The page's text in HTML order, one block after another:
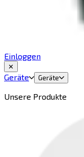
Einloggen
✕
Geräte Geräte
Unsere Produkte